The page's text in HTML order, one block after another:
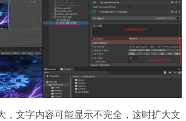
，文字内容可能显示不完全，这时扩大文